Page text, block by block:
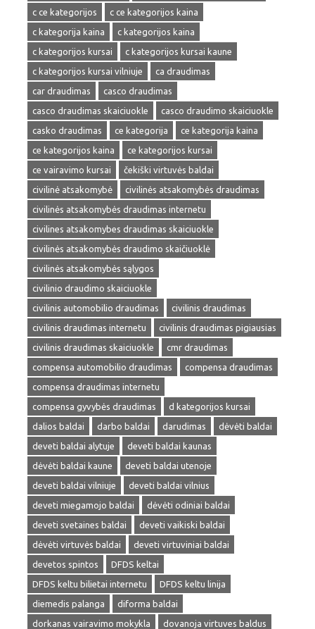
c ce kategorijos
c ce kategorijos kaina
c kategorija kaina
c kategorijos kaina
c kategorijos kursai
c kategorijos kursai kaune
c kategorijos kursai vilniuje
ca draudimas
car draudimas
casco draudimas
casco draudimas skaiciuokle
casco draudimo skaiciuokle
casko draudimas
ce kategorija
ce kategorija kaina
ce kategorijos kaina
ce kategorijos kursai
ce vairavimo kursai
čekiški virtuvės baldai
civilinė atsakomybė
civilinės atsakomybės draudimas
civilinės atsakomybės draudimas internetu
civilines atsakomybes draudimas skaiciuokle
civilinės atsakomybės draudimo skaičiuoklė
civilinės atsakomybės sąlygos
civilinio draudimo skaiciuokle
civilinis automobilio draudimas
civilinis draudimas
civilinis draudimas internetu
civilinis draudimas pigiausias
civilinis draudimas skaiciuokle
cmr draudimas
compensa automobilio draudimas
compensa draudimas
compensa draudimas internetu
compensa gyvybės draudimas
d kategorijos kursai
dalios baldai
darbo baldai darudimas
dėvėti baldai
deveti baldai alytuje
deveti baldai kaunas
dėvėti baldai kaune
deveti baldai utenoje
deveti baldai vilniuje
deveti baldai vilnius
deveti miegamojo baldai
dėvėti odiniai baldai
deveti svetaines baldai
deveti vaikiski baldai
dėvėti virtuvės baldai
deveti virtuviniai baldai
devetos spintos
DFDS keltai
DFDS keltu bilietai internetu
DFDS keltu linija
diemedis palanga
diforma baldai
dorkanas vairavimo mokykla
dovanoja virtuves baldus